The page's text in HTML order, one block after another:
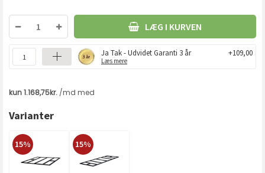
LÆG I KURVEN
Ja Tak - Udvidet Garanti 3 år
Læs mere
+109,00
Varianter
15% 15%